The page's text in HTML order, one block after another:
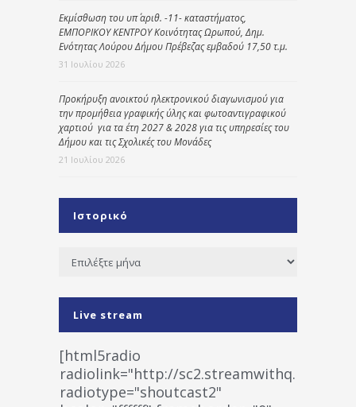
Εκμίσθωση του υπ΄ αριθ. -11- καταστήματος,
ΕΜΠΟΡΙΚΟΥ ΚΕΝΤΡΟΥ Κοινότητας Ωρωπού, Δημ.
Ενότητας Λούρου Δήμου Πρέβεζας εμβαδού 17,50 τ.μ.
31 Ιουλίου 2026
Προκήρυξη ανοικτού ηλεκτρονικού διαγωνισμού για
την προμήθεια γραφικής ύλης και φωτοαντιγραφικού
χαρτιού για τα έτη 2027 & 2028 για τις υπηρεσίες του
Δήμου και τις Σχολικές του Μονάδες
21 Ιουλίου 2026
Ιστορικό
Ιστορικό
Live stream
[html5radio
radiolink="http://
radiotype="shoutcast2"